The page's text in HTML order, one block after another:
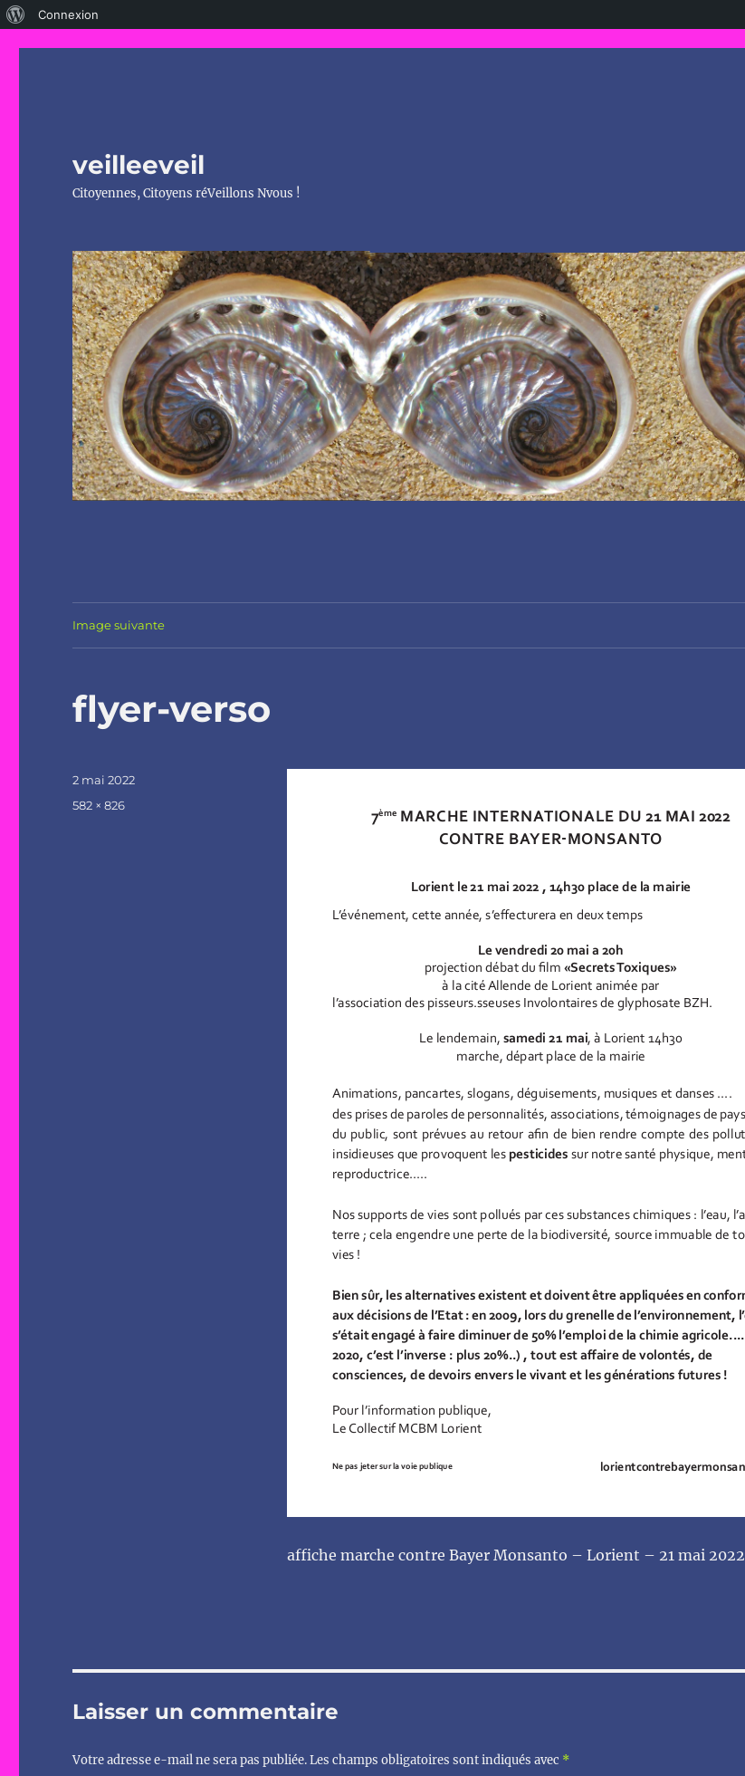
Connexion
veilleeveil
Citoyennes, Citoyens réVeillons Nvous !
Image suivante
flyer-verso
affiche marche contre Bayer Monsanto – Lorient – 21 mai 2022
Publié
le
2 mai 2022
Taille
582 × 826
Laisser un commentaire
Votre adresse e-mail ne sera pas publiée.Les champs obligatoires sont indiqués avec *